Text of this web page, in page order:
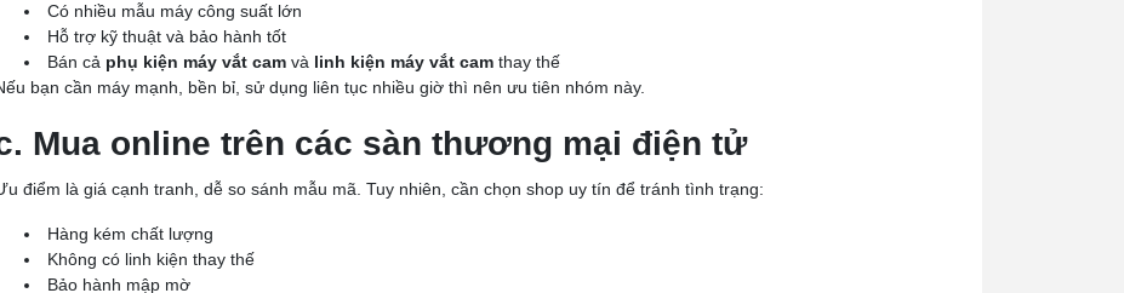
Có nhiều mẫu máy công suất lớn
Hỗ trợ kỹ thuật và bảo hành tốt
Bán cả phụ kiện máy vắt cam và linh kiện máy vắt cam thay thế
bạn cần máy mạnh, bền bỉ, sử dụng liên tục nhiều giờ thì nên ưu tiên nhóm này.
Mua online trên các sàn thương mại điện tử
điểm là giá cạnh tranh, dễ so sánh mẫu mã. Tuy nhiên, cần chọn shop uy tín để tránh tình trạng:
Hàng kém chất lượng
Không có linh kiện thay thế
Bảo hành mập mờ